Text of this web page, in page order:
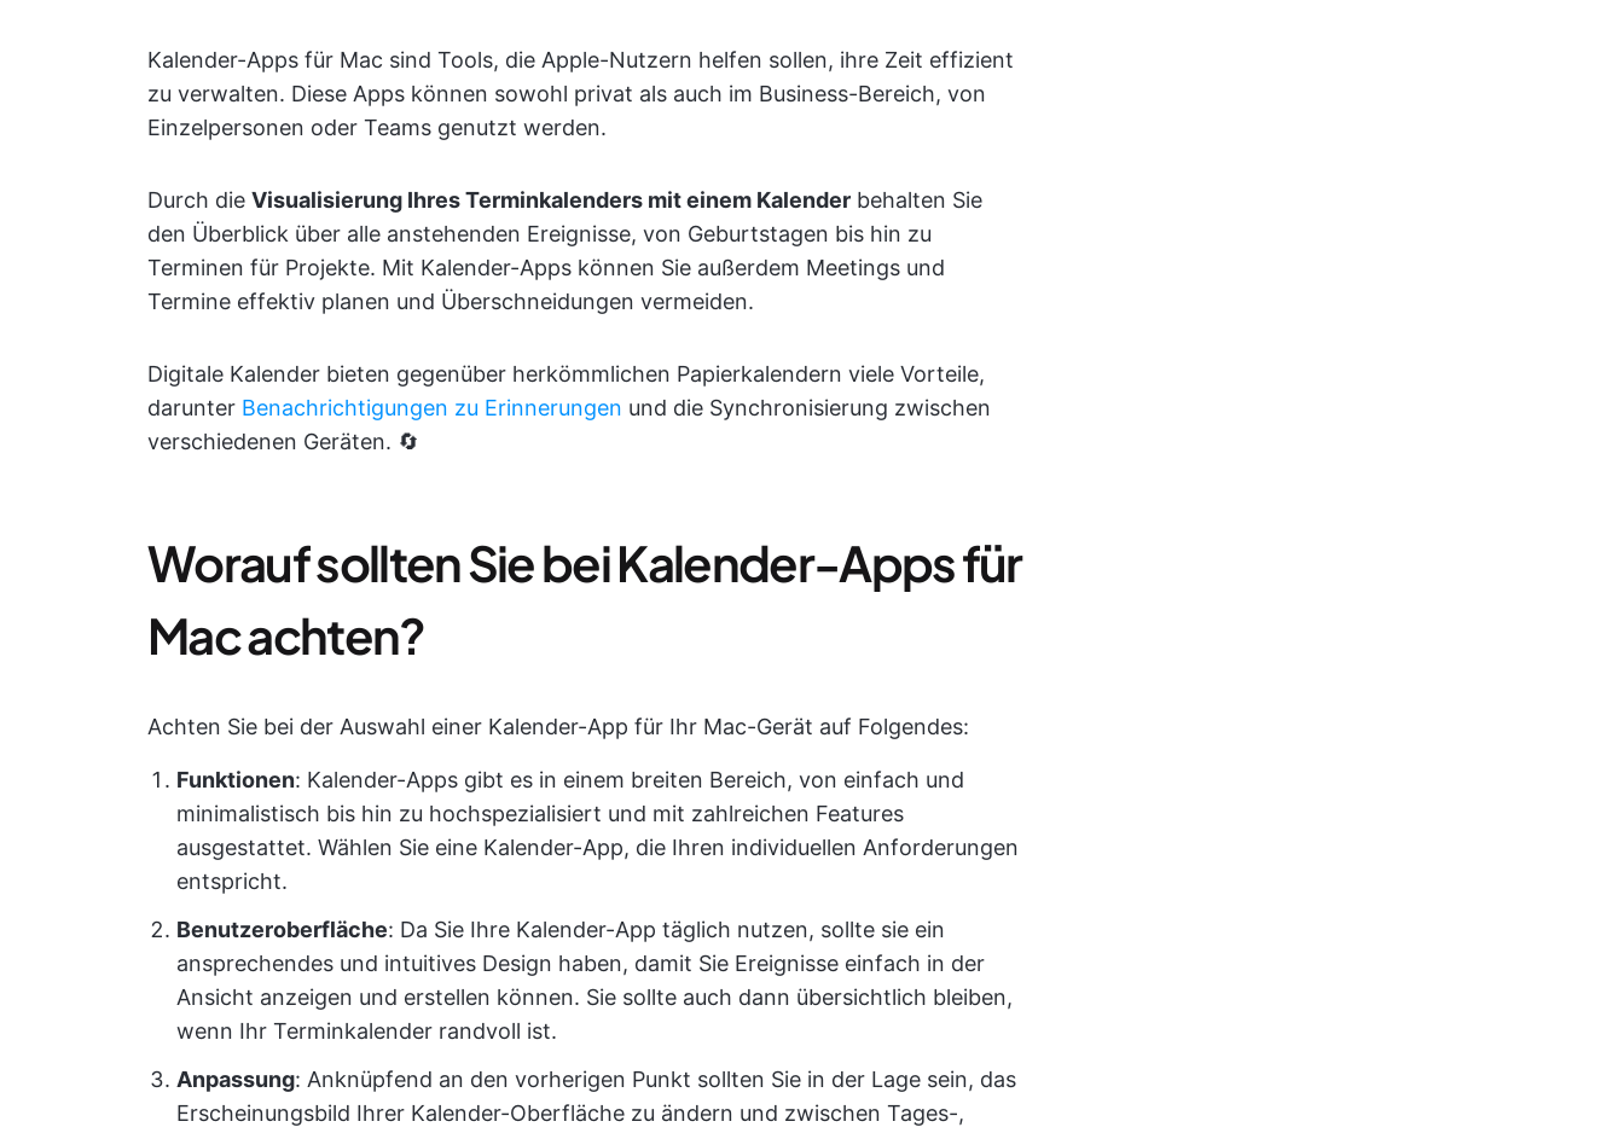
Kalender-Apps für Mac sind Tools, die Apple-Nutzern helfen sollen, ihre Zeit effizient
zu verwalten. Diese Apps können sowohl privat als auch im Business-Bereich, von
Einzelpersonen oder Teams genutzt werden.
Durch die Visualisierung Ihres Terminkalenders mit einem Kalender behalten Sie
den Überblick über alle anstehenden Ereignisse, von Geburtstagen bis hin zu
Terminen für Projekte. Mit Kalender-Apps können Sie außerdem Meetings und
Termine effektiv planen und Überschneidungen vermeiden.
Digitale Kalender bieten gegenüber herkömmlichen Papierkalendern viele Vorteile,
darunter Benachrichtigungen zu Erinnerungen und die Synchronisierung zwischen
verschiedenen Geräten. 🔄
Worauf sollten Sie bei Kalender-Apps für
Mac achten?
Achten Sie bei der Auswahl einer Kalender-App für Ihr Mac-Gerät auf Folgendes:
Funktionen: Kalender-Apps gibt es in einem breiten Bereich, von einfach und
minimalistisch bis hin zu hochspezialisiert und mit zahlreichen Features
ausgestattet. Wählen Sie eine Kalender-App, die Ihren individuellen Anforderungen
entspricht.
Benutzeroberfläche: Da Sie Ihre Kalender-App täglich nutzen, sollte sie ein
ansprechendes und intuitives Design haben, damit Sie Ereignisse einfach in der
Ansicht anzeigen und erstellen können. Sie sollte auch dann übersichtlich bleiben,
wenn Ihr Terminkalender randvoll ist.
Anpassung: Anknüpfend an den vorherigen Punkt sollten Sie in der Lage sein, das
Erscheinungsbild Ihrer Kalender-Oberfläche zu ändern und zwischen Tages-,